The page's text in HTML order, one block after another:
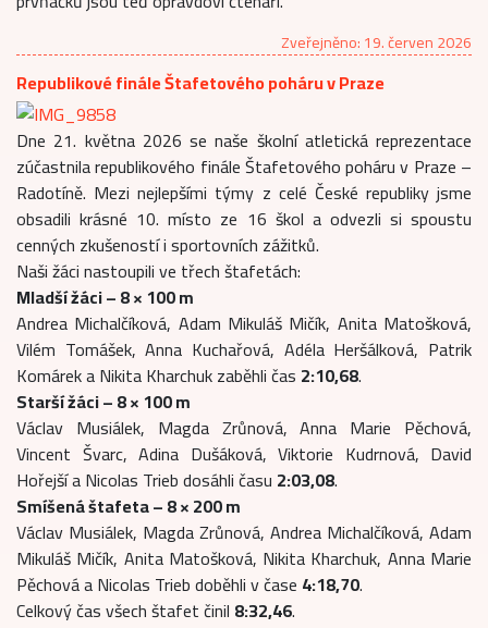
Zveřejněno: 19. červen 2026
Republikové finále Štafetového poháru v Praze
Dne 21. května 2026 se naše školní atletická reprezentace
zúčastnila republikového finále Štafetového poháru v Praze –
Radotíně. Mezi nejlepšími týmy z celé České republiky jsme
obsadili krásné 10. místo ze 16 škol a odvezli si spoustu
cenných zkušeností i sportovních zážitků.
Naši žáci nastoupili ve třech štafetách:
Mladší žáci – 8 × 100 m
Andrea Michalčíková, Adam Mikuláš Mičík, Anita Matošková,
Vilém Tomášek, Anna Kuchařová, Adéla Heršálková, Patrik
Komárek a Nikita Kharchuk zaběhli čas 2:10,68.
Starší žáci – 8 × 100 m
Václav Musiálek, Magda Zrůnová, Anna Marie Pěchová,
Vincent Švarc, Adina Dušáková, Viktorie Kudrnová, David
Hořejší a Nicolas Trieb dosáhli času 2:03,08.
Smíšená štafeta – 8 × 200 m
Václav Musiálek, Magda Zrůnová, Andrea Michalčíková, Adam
Mikuláš Mičík, Anita Matošková, Nikita Kharchuk, Anna Marie
Pěchová a Nicolas Trieb doběhli v čase 4:18,70.
Celkový čas všech štafet činil 8:32,46.